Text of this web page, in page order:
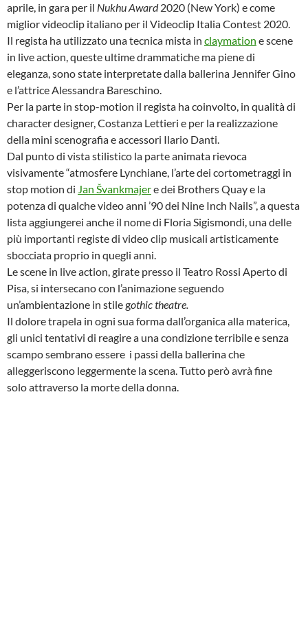
aprile, in gara per il Nukhu Award2020 (New York) e come
miglior videoclip italiano per il Videoclip Italia Contest 2020.
Il regista ha utilizzato una tecnica mista in claymation e scene
in live action, queste ultime drammatiche ma piene di
eleganza, sono state interpretate dalla ballerina Jennifer Gino
e l’attrice Alessandra Bareschino.
Per la parte in stop-motion il regista ha coinvolto, in qualità di
character designer, Costanza Lettieri e per la realizzazione
della mini scenografia e accessori Ilario Danti.
Dal punto di vista stilistico la parte animata rievoca
visivamente “atmosfere Lynchiane, l’arte dei cortometraggi in
stop motion di Jan Švankmajere dei Brothers Quay e la
potenza di qualche video anni ’90 dei Nine Inch Nails”, a questa
lista aggiungerei anche il nome di Floria Sigismondi, una delle
più importanti registe di video clip musicali artisticamente
sbocciata proprio in quegli anni.
Le scene in live action, girate presso il Teatro Rossi Aperto di
Pisa, si intersecano con l’animazione seguendo
un’ambientazione in stile gothic theatre.
Il dolore trapela in ogni sua forma dall’organica alla materica,
gli unici tentativi di reagire a una condizione terribile e senza
scampo sembrano essere i passi della ballerina che
alleggeriscono leggermente la scena. Tutto però avrà fine
solo attraverso la morte della donna.